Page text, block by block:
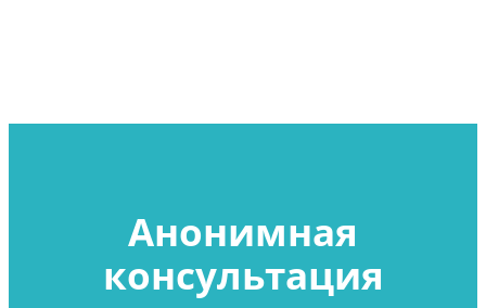
Анонимная
консультация